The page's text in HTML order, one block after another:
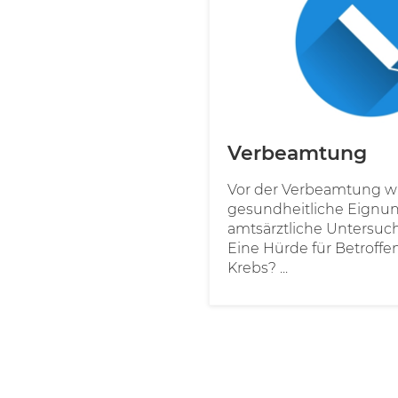
Verbeamtung
Vor der Verbeamtung
gesundheitliche
amtsärztliche
Eine Hürde für
Krebs? ...